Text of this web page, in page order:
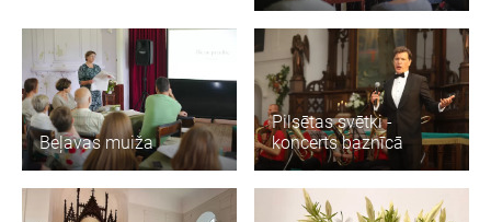
Beļavas muiža
Pilsētas svētki -
koncerts baznīcā